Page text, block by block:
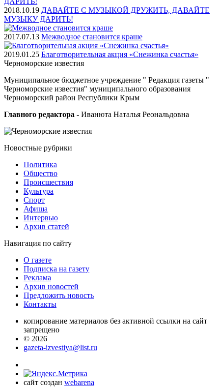
2018.10.19 ДАВАЙТЕ С МУЗЫКОЙ ДРУЖИТЬ, ДАВАЙТЕ
МУЗЫКУ ДАРИТЬ!
2017.07.13 Межводное становится краше
2019.01.25 Благотворительная акция «Снежинка счастья»
Черноморские известия
Муниципальное бюджетное учреждение " Редакция газеты "
Черноморские известия" муниципального образования
Черноморский район Республики Крым
Главного редактора - Иванюта Наталья Реональдовна
Новостные рубрики
Политика
Общество
Проиcшествия
Культура
Спорт
Афиша
Интервью
Архив статей
Навигация по сайту
О газете
Подписка на газету
Реклама
Архив новостей
Предложить новость
Контакты
копирование материалов без активной ссылки на сайт
запрещено
© 2026
gazeta-izvestiya@list.ru
сайт создан webarena